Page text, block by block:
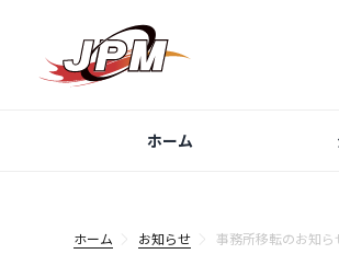
ホーム
ホーム お知らせ 事務所移転のお知ら